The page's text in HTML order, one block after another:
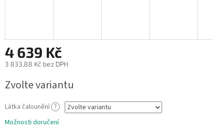
4 639 Kč
3 833,88 Kč bez DPH
cena:
Zvolte variantu
Látka čalounění ?
Možnosti doručení